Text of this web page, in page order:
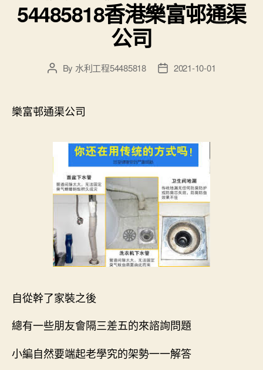
54485818香港樂富邨通渠
公司
PostBy 水利工程54485818
Post2021-10-01
樂富邨通渠公司
自從幹了家裝之後
總有一些朋友會隔三差五的來諮詢問題
小編自然要端起老學究的架勢一一解答